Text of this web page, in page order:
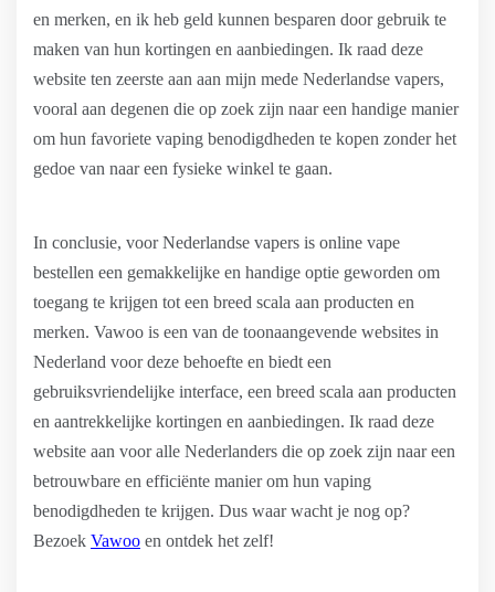
en merken, en ik heb geld kunnen besparen door gebruik te
maken van hun kortingen en aanbiedingen. Ik raad deze
website ten zeerste aan aan mijn mede Nederlandse vapers,
vooral aan degenen die op zoek zijn naar een handige manier
om hun favoriete vaping benodigdheden te kopen zonder het
gedoe van naar een fysieke winkel te gaan.
In conclusie, voor Nederlandse vapers is online vape
bestellen een gemakkelijke en handige optie geworden om
toegang te krijgen tot een breed scala aan producten en
merken. Vawoo is een van de toonaangevende websites in
Nederland voor deze behoefte en biedt een
gebruiksvriendelijke interface, een breed scala aan producten
en aantrekkelijke kortingen en aanbiedingen. Ik raad deze
website aan voor alle Nederlanders die op zoek zijn naar een
betrouwbare en efficiënte manier om hun vaping
benodigdheden te krijgen. Dus waar wacht je nog op?
Bezoek Vawoo en ontdek het zelf!